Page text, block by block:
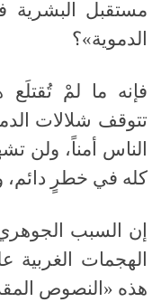
مستقبل
الدموية»؟
فإنه ما لمْ
تتوقف شلالات
الناس أمناً، ولن
كله في خطرٍ
إن السبب
الهجمات الغربية
هذه «النصوص